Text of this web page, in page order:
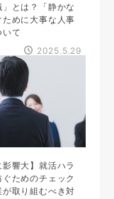
」とは？「静かな
めに大事な人事
いて
2025.5.29
影響大】就活ハラ
ためのチェック
が取り組むべき対